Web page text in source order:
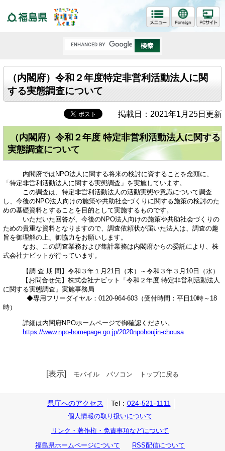
（内閣府）令和２年度特定非営利活動法人に関
する実態調査について
掲載日：2021年1月25日更新
（内閣府）令和２年度 特定非営利活動法人に関する
実態調査について
内閣府ではNPO法人に関する将来の検討に資することを念頭に、
「特定非営利活動法人に関する実態調査」を実施しています。
この調査は、特定非営利活動法人の活動実態や意識について調査
し、今後のNPO法人向けの施策や共助社会づくりに関する施策の検討のた
めの基礎資料とすることを目的として実施するものです。
いただいた回答が、今後のNPO法人向けの施策や共助社会づくりの
ための貴重な資料となりますので、調査依頼状が届いた法人は、調査の趣
旨を御理解の上、御協力をお願いします。
なお、この調査業務および集計業務は内閣府からの委託により、株
式会社ナビットが行っています。
【調 査 期 間】令和３年１月21日（木）～令和３年３月10日（水）
【お問合せ先】株式会社ナビット「令和２年度 特定非営利活動法人
に関する実態調査」実施事務局
◆専用フリーダイヤル：0120-964-603（受付時間：平日10時～18
時）
詳細は内閣府NPOホームページで御確認ください。
https://www.npo-homepage.go.jp/2020npohoujin-chousa
[表示] モバイル パソコン トップに戻る
県庁へのアクセス Tel： 024-521-1111
個人情報の取り扱いについて
リンク・著作権・免責事項などについて
福島県ホームページについて
RSS配信について